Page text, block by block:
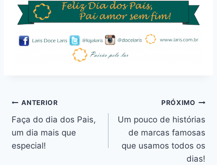
Navegação
de
Post
ANTERIOR
Faça do dia dos Pais,
um dia mais que
especial!
PRÓXIMO
Um pouco de histórias
de marcas famosas
que usamos todos os
dias!